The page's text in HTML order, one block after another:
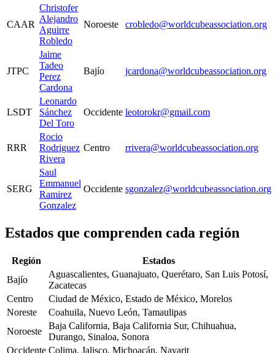
CAAR
Christofer
Alejandro
Aguirre
Robledo
Noroeste crobledo@worldcubeassociation.org
JTPC
Jaime
Tadeo
Perez
Cardona
Bajío jcardona@worldcubeassociation.org
LSDT
Leonardo
Sánchez
Del Toro
Occidente leotorokr@gmail.com
RRR
Rocio
Rodriguez
Rivera
Centro rrivera@worldcubeassociation.org
SERG
Saul
Emmanuel
Ramirez
Gonzalez
Occidente sgonzalez@worldcubeassociation.org
Estados que comprenden cada región
Región
Estados
Bajío
Aguascalientes, Guanajuato, Querétaro, San Luis Potosí,
Zacatecas
Centro
Ciudad de México, Estado de México, Morelos
Noreste
Coahuila, Nuevo León, Tamaulipas
Noroeste
Baja California, Baja California Sur, Chihuahua,
Durango, Sinaloa, Sonora
Occidente Colima, Jalisco, Michoacán, Nayarit